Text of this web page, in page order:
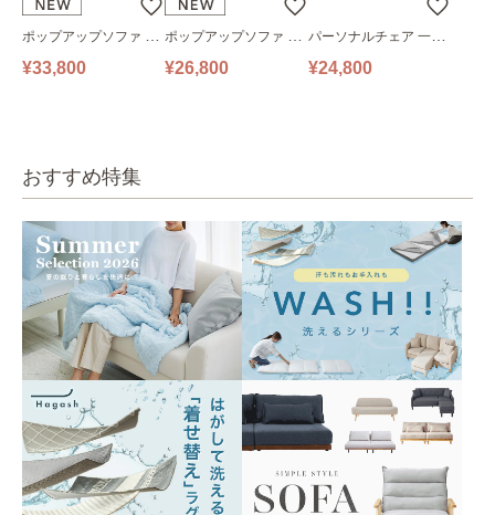
ポップアップソファ ソ
ファ フロアソファ 幅14
¥33,800
ポップアップソファ ソ
ファ フロアソファ 幅10
¥26,800
パーソナルチェア 一人
掛けソファ O’HANA ソ
¥24,800
おすすめ特集